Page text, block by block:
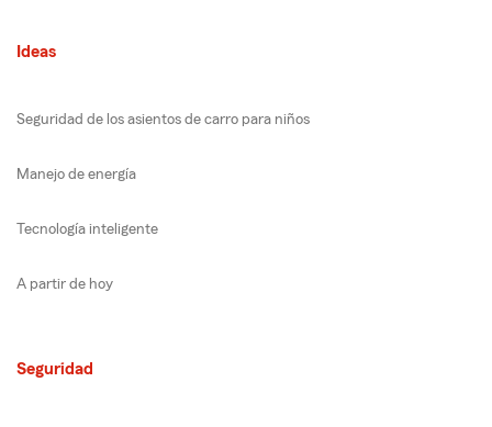
Ideas
Seguridad de los asientos de carro para niños
Manejo de energía
Tecnología inteligente
A partir de hoy
Seguridad